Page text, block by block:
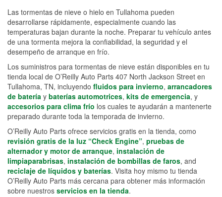
Las tormentas de nieve o hielo en Tullahoma pueden
desarrollarse rápidamente, especialmente cuando las
temperaturas bajan durante la noche. Preparar tu vehículo antes
de una tormenta mejora la confiabilidad, la seguridad y el
desempeño de arranque en frío.
Los suministros para tormentas de nieve están disponibles en tu
tienda local de O’Reilly Auto Parts 407 North Jackson Street en
Tullahoma, TN, incluyendo fluidos para invierno, arrancadores
de batería y baterías automotrices, kits de emergencia, y
accesorios para clima frío los cuales te ayudarán a mantenerte
preparado durante toda la temporada de invierno.
O’Reilly Auto Parts ofrece servicios gratis en la tienda, como
revisión gratis de la luz “Check Engine”, pruebas de
alternador y motor de arranque, instalación de
limpiaparabrisas, instalación de bombillas de faros, and
reciclaje de líquidos y baterías. Visita hoy mismo tu tienda
O’Reilly Auto Parts más cercana para obtener más información
sobre nuestros servicios en la tienda.